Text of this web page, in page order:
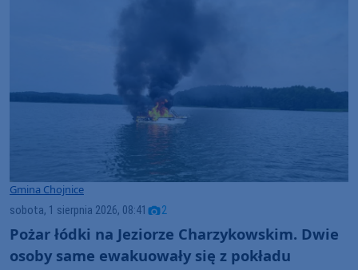
Gmina Chojnice
sobota, 1 sierpnia 2026, 08:41 2
Pożar łódki na Jeziorze Charzykowskim. Dwie
osoby same ewakuowały się z pokładu